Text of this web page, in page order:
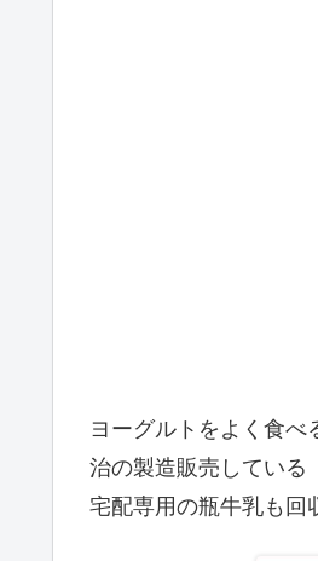
ヨーグルトをよく食べ
治の製造販売している
宅配専用の瓶牛乳も回